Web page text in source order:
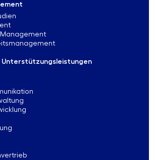
Unterstützungsleistungen